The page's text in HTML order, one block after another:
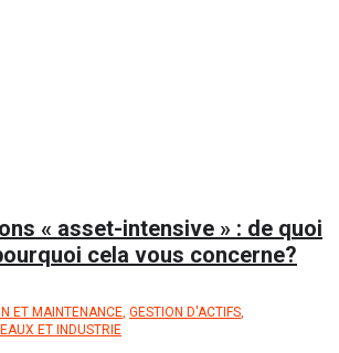
« asset-intensive » : de quoi
cela vous concerne?
ET MAINTENANCE, GESTION D'ACTIFS,
ET INDUSTRIE